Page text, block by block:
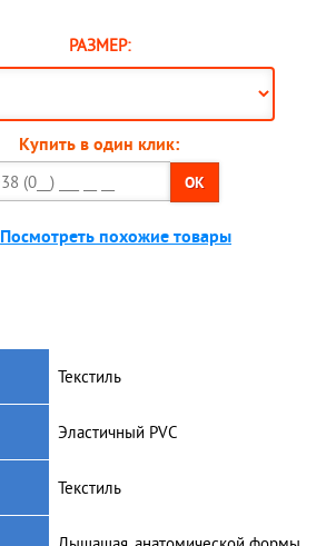
РАЗМЕР:
Купить в один клик:
OK
Посмотреть похожие товары
Текстиль
Эластичный PVC
Текстиль